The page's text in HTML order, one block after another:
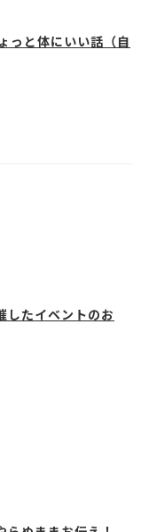
っと体にいい話（自
したイベントのお